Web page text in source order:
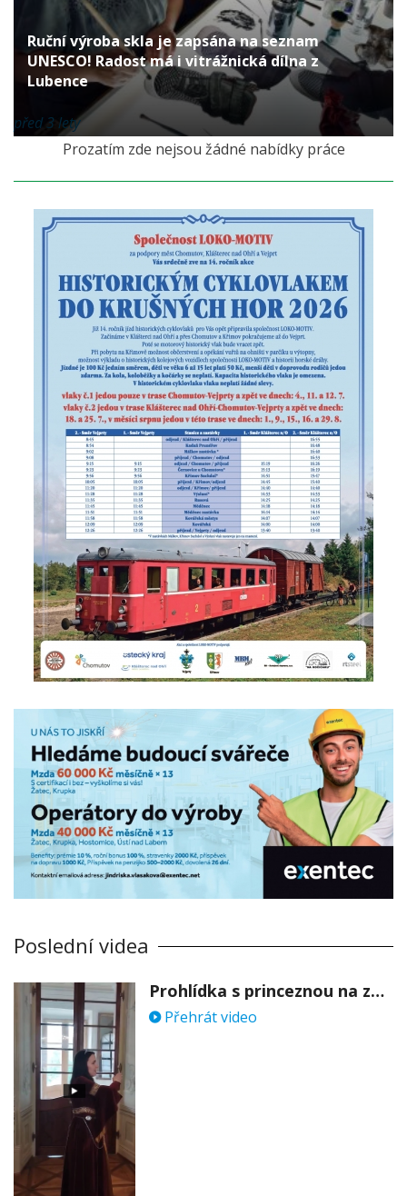
Ruční výroba skla je zapsána na seznam
UNESCO! Radost má i vitrážnická dílna z
Lubence
před 3 lety
Prozatím zde nejsou žádné nabídky práce
Poslední videa
Prohlídka s princeznou na zámku Stekník
Přehrát video